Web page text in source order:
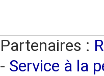
Partenaires :
- Service à la